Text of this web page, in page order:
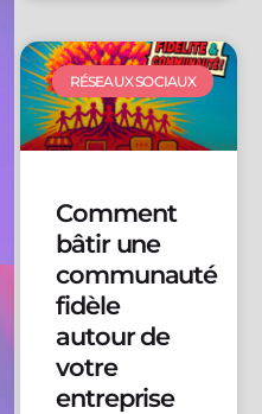
RÉSEAUX SOCIAUX
Comment
bâtir une
communauté
fidèle
autour de
votre
entreprise